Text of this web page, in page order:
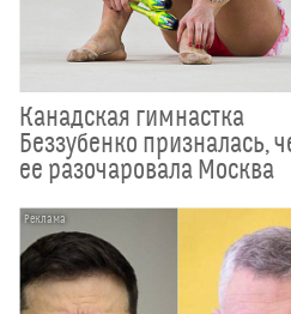
Канадская гимнастка
Беззубенко призналась,
ее разочаровала Москва